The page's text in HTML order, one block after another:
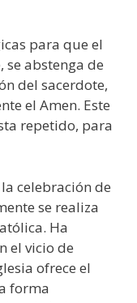
para que el
se abstenga de
del sacerdote,
el Amen. Este
repetido, para
celebración de
se realiza
Ha
el vicio de
ofrece el
forma